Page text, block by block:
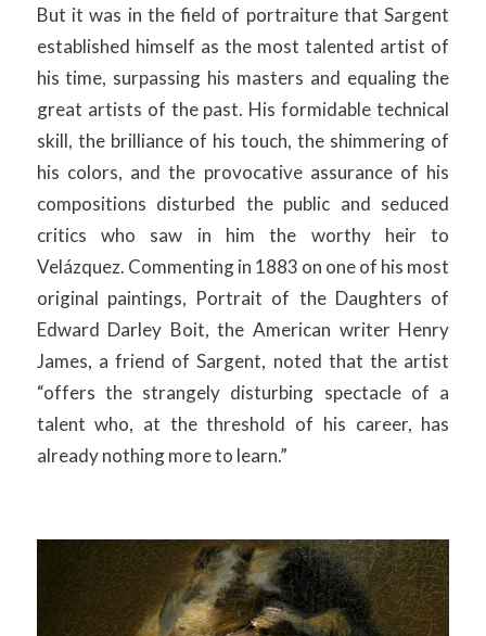
But it was in the field of portraiture that Sargent
established himself as the most talented artist of
his time, surpassing his masters and equaling the
great artists of the past. His formidable technical
skill, the brilliance of his touch, the shimmering of
his colors, and the provocative assurance of his
compositions disturbed the public and seduced
critics who saw in him the worthy heir to
Velázquez. Commenting in 1883 on one of his most
original paintings, Portrait of the Daughters of
Edward Darley Boit, the American writer Henry
James, a friend of Sargent, noted that the artist
“offers the strangely disturbing spectacle of a
talent who, at the threshold of his career, has
already nothing more to learn.”